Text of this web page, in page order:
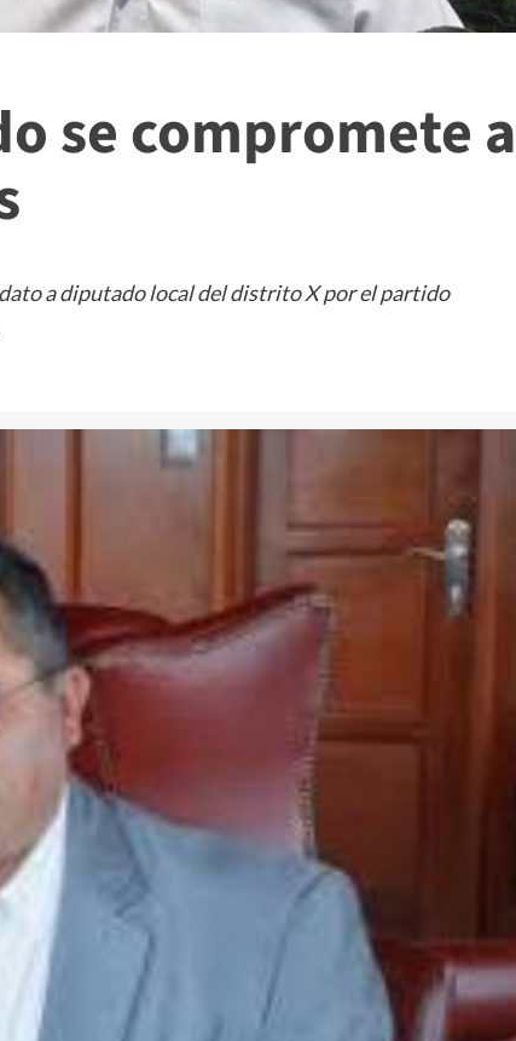
se compromete a
a diputado local del distrito X por el partido